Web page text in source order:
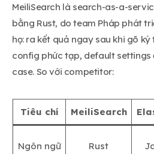
MeiliSearch là search-as-a-
bằng Rust, do team Pháp phát
họ: ra kết quả ngay sau khi gõ
config phức tạp, default settings
case. So với competitor:
Tiêu chí MeiliSearch
Ngôn ngữ Rust